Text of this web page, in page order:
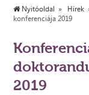
Nyitóoldal Hírek
konferenciája 2019
2019